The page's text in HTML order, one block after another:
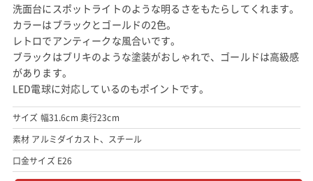
洗面台にスポットライトのような明るさをもたらしてくれます。
カラーはブラックとゴールドの2色。
レトロでアンティークな風合いです。
ブラックはブリキのような塗装がおしゃれで、ゴールドは高級感
があります。
LED電球に対応しているのもポイントです。
サイズ 幅31.6cm 奥行23cm
素材 アルミダイカスト、スチール
口金サイズ E26